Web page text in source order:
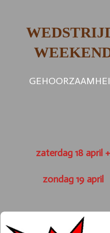
zaterdag 18 april +
zondag 19 april